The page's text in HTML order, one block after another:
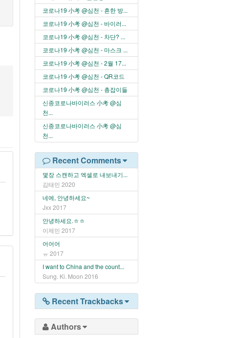
코로나19 小考 @심천 - 흔한 방...
코로나19 小考 @심천 - 바이러...
코로나19 小考 @심천 - 차단? ...
코로나19 小考 @심천 - 마스크 ...
코로나19 小考 @심천 - 2월 17...
코로나19 小考 @심천 - QR코드
코로나19 小考 @심천 - 총잡이들
신종코로나바이러스 小考 @심
천...
신종코로나바이러스 小考 @심
천...
Recent Comments
몇장 스캔하고 엑셀로 내보내기...
김태민 2020
네에, 안녕하세요~
Jxx 2017
안녕하세요.ㅎㅎ
이제민 2017
어어어
ㅠ 2017
I want to China and the count...
Sung. Ki. Moon 2016
Recent Trackbacks
Authors